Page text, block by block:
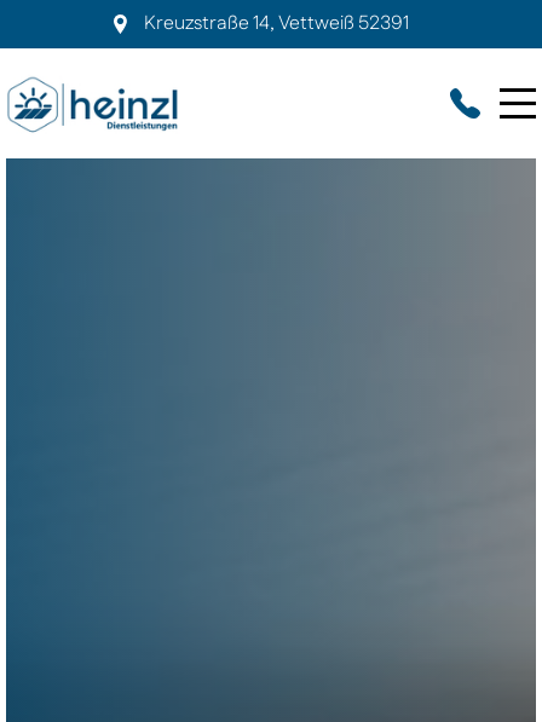
Kreuzstraße 14,Vettweiß 52391